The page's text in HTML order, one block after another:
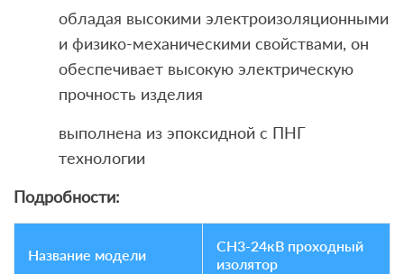
обладая высокими электроизоляционными
и физико-механическими свойствами, он
обеспечивает высокую электрическую
прочность изделия
выполнена из эпоксидной с ПНГ
технологии
Подробности:
Название модели
CH3-24кВ проходный
изолятор